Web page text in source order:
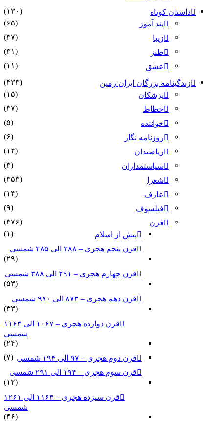
داستان کوتاه
(۱۳۰)
پند آموز
(۶۵)
زیبا
(۳۷)
طنز
(۳۱)
عشق
(۱۱)
زندگینامه بزرگان ایران زمین
(۴۳۳)
پزشکان
(۱۵)
خطاط
(۳۷)
خواننده
(۵)
روزنامه نگار
(۶)
ریاضیدان
(۱۴)
سیاستمداران
(۳)
شعرا
(۳۵۳)
عارف
(۱۴)
فیلسوف
(۹)
قرن
(۳۷۶)
پیش از اسلام
(۱)
قرن پنجم هجری – ۳۸۸ الی ۴۸۵ شمسی
(۲۹)
قرن چهارم هجری – ۲۹۱ الی ۳۸۸ شمسی
(۵۳)
قرن دهم هجری – ۸۷۳ الی ۹۷۰ شمسی
(۳۳)
قرن دوازده هجری – ۱۰۶۷ الی ۱۱۶۴
شمسی
(۲۴)
قرن دوم هجری – ۹۷ الی ۱۹۴ شمسی
(۷)
قرن سوم هجری – ۱۹۴ الی ۲۹۱ شمسی
(۱۲)
قرن سیزده هجری – ۱۱۶۴ الی ۱۲۶۱
شمسی
(۴۶)